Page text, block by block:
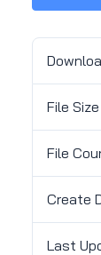
File Size
File
Create
Last